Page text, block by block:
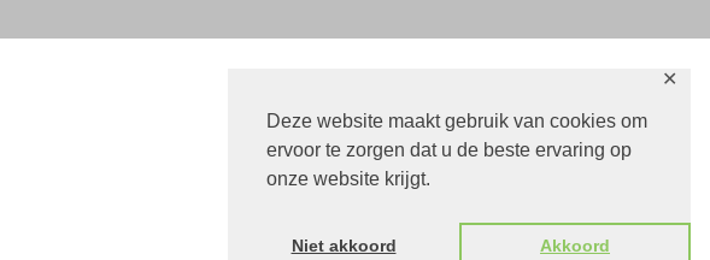
Deze website maakt gebruik van cookies om
ervoor te zorgen dat u de beste ervaring op
onze website krijgt.
Niet akkoord Akkoord
✕
Naar boven